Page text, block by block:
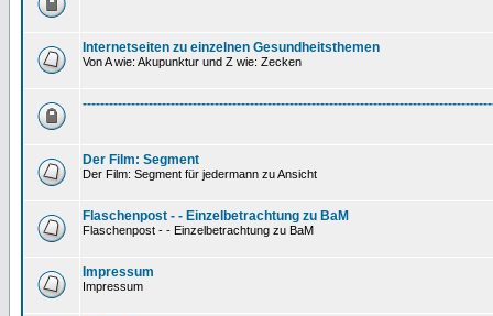
Internetseiten zu einzelnen Gesundheitsthemen
Von A wie: Akupunktur und Z wie: Zecken
Der Film: Segment
Der Film: Segment für jedermann zu Ansicht
Flaschenpost - - Einzelbetrachtung zu BaM
Flaschenpost - - Einzelbetrachtung zu BaM
Impressum
Impressum